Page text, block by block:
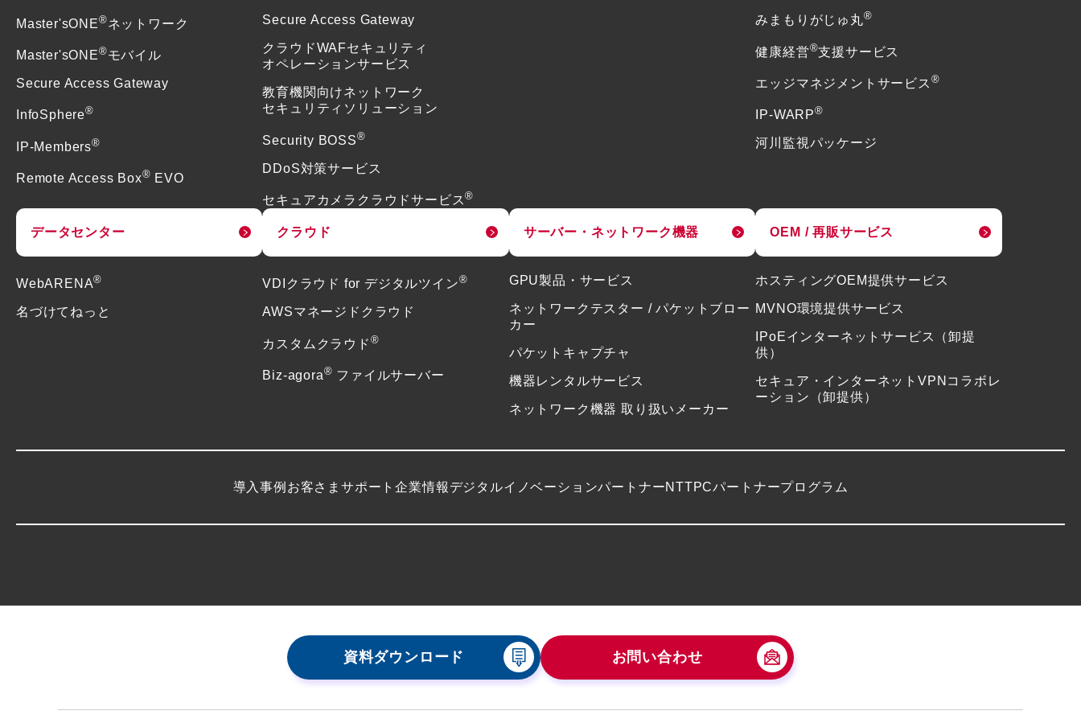
Master'sONE®ネットワーク
Master'sONE®モバイル
Secure Access Gateway
InfoSphere®
IP-Members®
Remote Access Box® EVO
Secure Access Gateway
クラウドWAFセキュリティ
オペレーションサービス
教育機関向けネットワーク
セキュリティソリューション
Security BOSS®
DDoS対策サービス
セキュアカメラクラウドサービス®
みまもりがじゅ丸®
健康経営®支援サービス
エッジマネジメントサービス ®
IP-WARP®
河川監視パッケージ
データセンター
WebARENA®
名づけてねっと
クラウド
VDIクラウド for デジタルツイン®
AWSマネージドクラウド
カスタムクラウド ®
Biz-agora® ファイルサーバー
サーバー・ネットワーク機器
GPU製品・サービス
ネットワークテスター / パケットブロー
カー
パケットキャプチャ
機器レンタルサービス
ネットワーク機器 取り扱いメーカー
OEM / 再販サービス
ホスティングOEM提供サービス
MVNO環境提供サービス
IPoEインターネットサービス（卸提
供）
セキュア・インターネットVPNコラボレ
ーション（卸提供）
導入事例 お客さまサポート企業情報 デジタルイノベーションパートナーNTTPCパートナープログラム
資料ダウンロード お問い合わせ